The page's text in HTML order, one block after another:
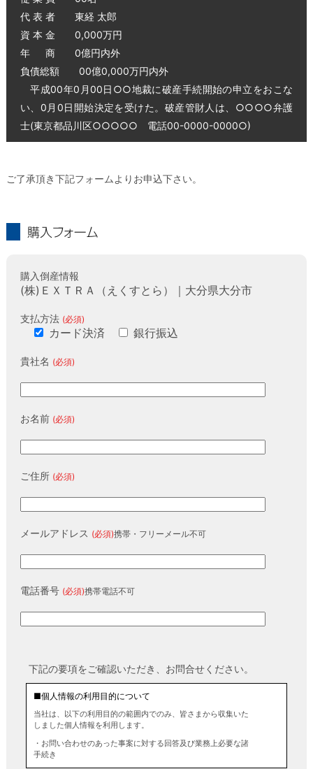
代 表 者 東経 太郎
資 本 金 0,000万円
年 商 0億円内外
負債総額 00億0,000万円内外
平成00年0月00日○○地裁に破産手続開始の申立をおこな
い、0月0日開始決定を受けた。破産管財人は、○○○○弁護
士(東京都品川区○○○○○ 電話00-0000-0000○)
ご了承頂き下記フォームよりお申込下さい。
購入倒産情報
(株)ＥＸＴＲＡ（えくすとら）｜大分県大分市
支払方法 (必須)
カード決済 銀行振込
貴社名 (必須)
お名前 (必須)
ご住所 (必須)
メールアドレス (必須)携帯・フリーメール不可
電話番号 (必須)携帯電話不可
下記の要項をご確認いただき、お問合せください。
■個人情報の利用目的について
当社は、以下の利用目的の範囲内でのみ、皆さまから収集いた
しました個人情報を利用します。
・お問い合わせのあった事案に対する回答及び業務上必要な諸
手続き